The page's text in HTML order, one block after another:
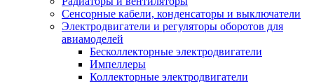
Сенсорные кабели, конденсаторы и выключатели
Электродвигатели и регуляторы оборотов для
авиамоделей
Бесколлекторные электродвигатели
Импеллеры
Коллекторные электродвигатели